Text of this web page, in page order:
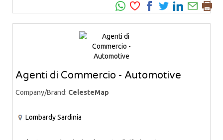
Agenti di Commercio - Automotive
Company/Brand: CelesteMap
LombardySardinia